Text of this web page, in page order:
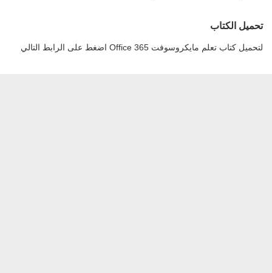
تحميل الكتاب
لتحميل كتاب تعلم مايكروسوفت Office 365 اضغط على الرابط التالي